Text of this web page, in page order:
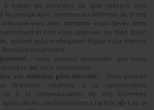
à traiter les Données ou que celles-ci sont
la constatation, exercice ou défense de droits
bien que vous avez consenti– vous devez alors
et non vous opposer, ou bien qu’un
ou bien qu’une obligation légale nous impose
notamment ;
: vous pouvez demander que nous
qui vous concernent ;
vos données post-mortem :
Vous pouvez
directives relatives à la conservation,
et à la communication de vos Données
décès, conformément à l’article 40-1 de la